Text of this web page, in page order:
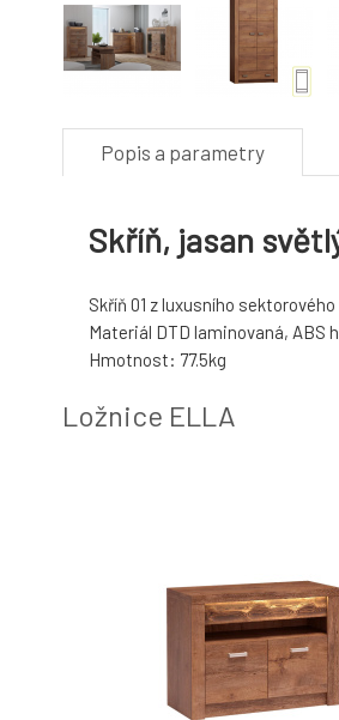
Popis a parametry
Skříň, jasan
Skříň 01 z luxusního
Materiál DTD laminovaná, ABS
Hmotnost: 77.5kg
Ložnice ELLA